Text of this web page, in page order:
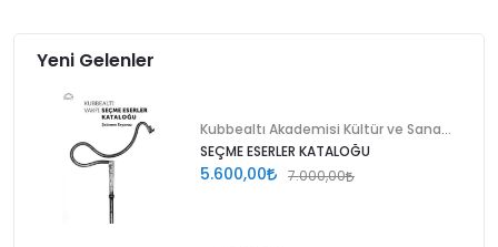
Yeni Gelenler
SEÇME ESERLER KATALOĞU
5.600,00 7.000,00